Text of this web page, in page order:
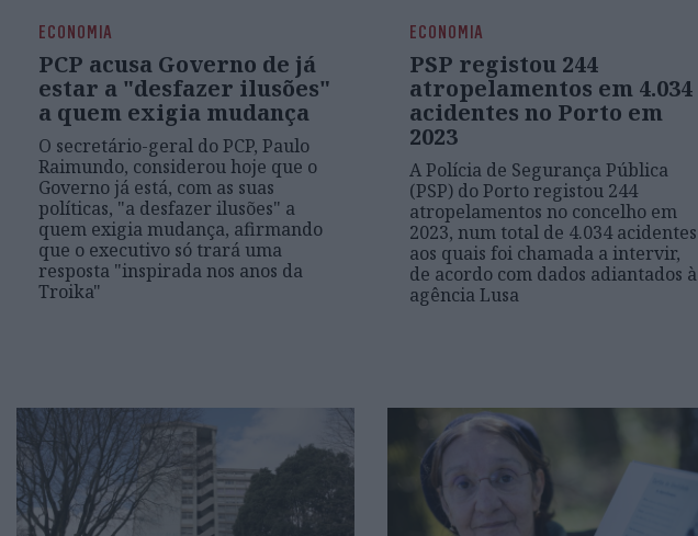
ECONOMIA
PCP acusa Governo de já
estar a "desfazer ilusões"
a quem exigia mudança
O secretário-geral do PCP, Paulo
Raimundo, considerou hoje que o
Governo já está, com as suas
políticas, "a desfazer ilusões" a
quem exigia mudança, afirmando
que o executivo só trará uma
resposta "inspirada nos anos da
Troika"
ECONOMIA
PSP registou 244
atropelamentos em 4.034
acidentes no Porto em
2023
A Polícia de Segurança Pública
(PSP) do Porto registou 244
atropelamentos no concelho em
2023, num total de 4.034 acidentes
aos quais foi chamada a intervir,
de acordo com dados adiantados à
agência Lusa